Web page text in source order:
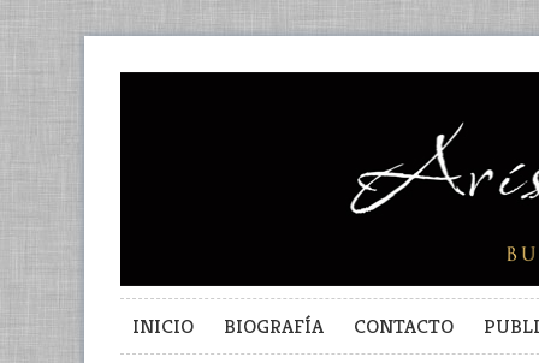
INICIO BIOGRAFÍA CONTACTO